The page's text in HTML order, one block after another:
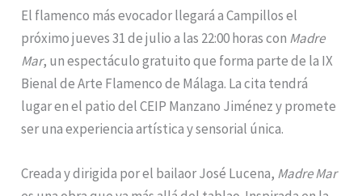
El flamenco más evocador llegará a Campillos el
próximo jueves 31 de julio a las 22:00 horas con Madre
Mar, un espectáculo gratuito que forma parte de la IX
Bienal de Arte Flamenco de Málaga. La cita tendrá
lugar en el patio del CEIP Manzano Jiménez y promete
ser una experiencia artística y sensorial única.
Creada y dirigida por el bailaor José Lucena, Madre Mar